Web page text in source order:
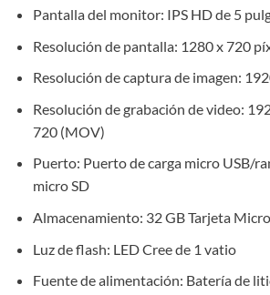
Pantalla del monitor: IPS HD de 5
Resolución de pantalla: 1280 x 720
Resolución de captura de imagen:
Resolución de grabación de video:
720 (MOV)
Puerto: Puerto de carga micro USB/
micro SD
Almacenamiento: 32 GB Tarjeta
Luz de flash: LED Cree de 1 vatio
Fuente de alimentación: Batería de